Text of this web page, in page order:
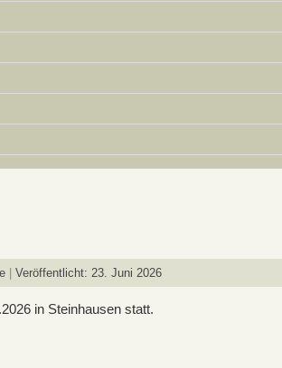
Veröffentlicht: 23. Juni 2026
in Steinhausen statt.